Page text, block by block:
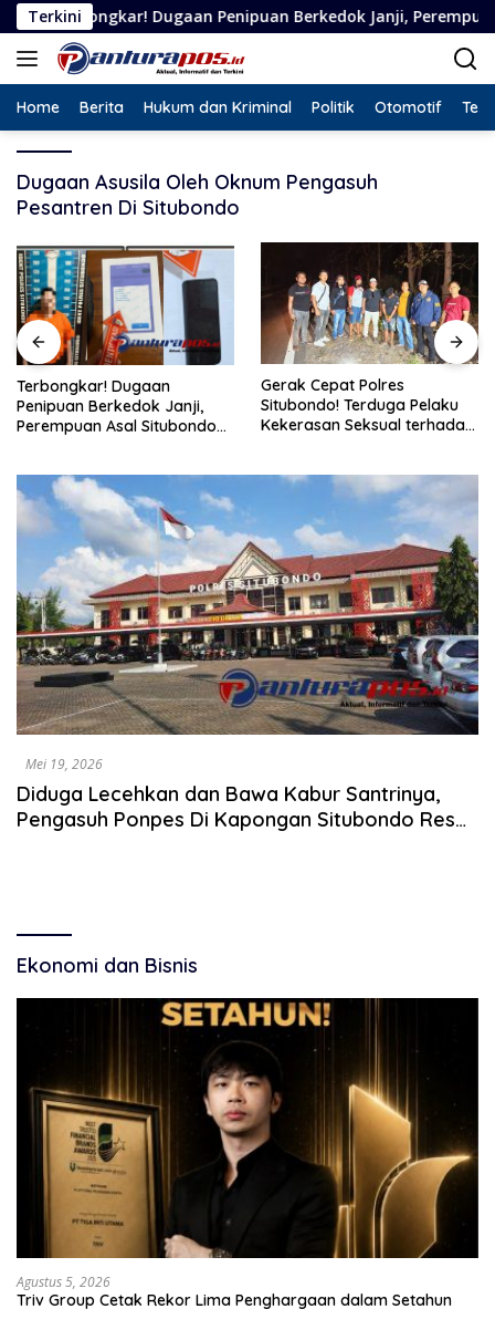
Langsung
ke
konten
Terkini
Dugaan Penipuan Berkedok Janji, Perempuan Asal
Home Berita Hukum dan Kriminal Politik Otomotif
Dugaan Asusila Oleh Oknum Pengasuh
Pesantren Di Situbondo
Terbongkar! Dugaan
Penipuan Berkedok Janji,
Perempuan Asal Situbondo
Gerak Cepat Polres
Situbondo! Terduga Pelaku
Kekerasan Seksual terhadap
Mei 19, 2026
Diduga Lecehkan dan Bawa Kabur Santrinya,
Pengasuh Ponpes Di Kapongan Situbondo Resmi
Ekonomi dan Bisnis
Agustus 5, 2026
Triv Group Cetak Rekor Lima Penghargaan dalam Setahun